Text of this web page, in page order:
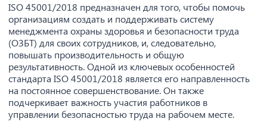
ISO 45001/2018 предназначен для того, чтобы помочь
организациям создать и поддерживать систему
менеджмента охраны здоровья и безопасности труда
(ОЗБТ) для своих сотрудников, и, следовательно,
повышать производительность и общую
результативность. Одной из ключевых особенностей
стандарта ISO 45001/2018 является его направленность
на постоянное совершенствование. Он также
подчеркивает важность участия работников в
управлении безопасностью труда на рабочем месте.